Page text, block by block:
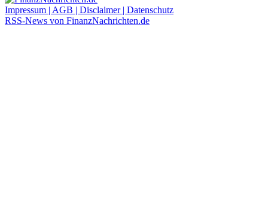
Impressum | AGB | Disclaimer | Datenschutz
RSS-News von FinanzNachrichten.de